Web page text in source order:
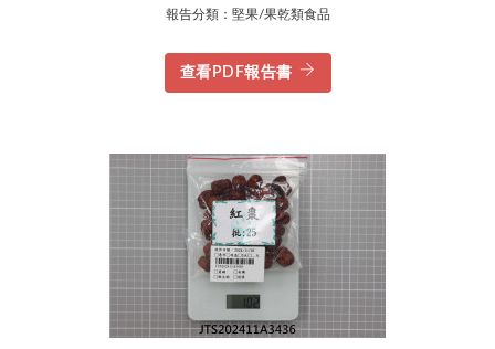
報告分類：堅果/果乾類食品
查看PDF報告書